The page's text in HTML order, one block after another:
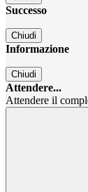
Successo
Chiudi
Informazione
Chiudi
Attendere...
Attendere il